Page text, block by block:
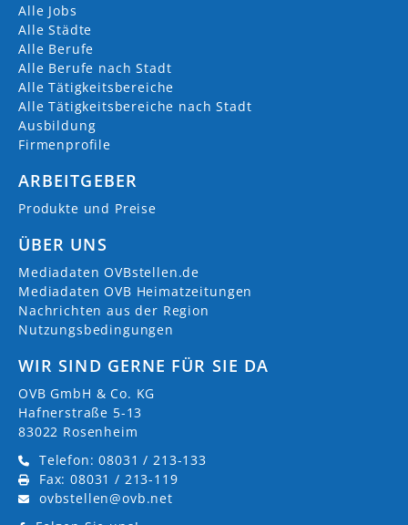
Alle Jobs
Alle Städte
Alle Berufe
Alle Berufe nach Stadt
Alle Tätigkeitsbereiche
Alle Tätigkeitsbereiche nach Stadt
Ausbildung
Firmenprofile
ARBEITGEBER
Produkte und Preise
ÜBER UNS
Mediadaten OVBstellen.de
Mediadaten OVB Heimatzeitungen
Nachrichten aus der Region
Nutzungsbedingungen
WIR SIND GERNE FÜR SIE DA
OVB GmbH & Co. KG
Hafnerstraße 5-13
83022 Rosenheim
Telefon: 08031 / 213-133
Fax: 08031 / 213-119
ovbstellen@ovb.net